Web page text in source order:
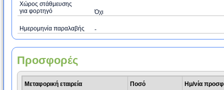
Χώρος στάθμευσης
για φορτηγό
Όχι
Ημερομηνία παραλαβής -
Προσφορές
Μεταφορική εταιρεία Ποσό Ημ/νία